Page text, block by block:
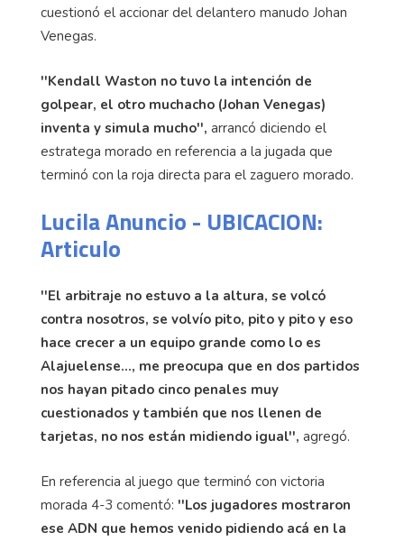
cuestionó el accionar del delantero manudo Johan
Venegas.
''Kendall Waston no tuvo la intención de
golpear, el otro muchacho (Johan Venegas)
inventa y simula mucho'', arrancó diciendo el
estratega morado en referencia a la jugada que
terminó con la roja directa para el zaguero morado.
Lucila Anuncio - UBICACION:
Articulo
''El arbitraje no estuvo a la altura, se volcó
contra nosotros, se volvío pito, pito y pito y eso
hace crecer a un equipo grande como lo es
Alajuelense..., me preocupa que en dos partidos
nos hayan pitado cinco penales muy
cuestionados y también que nos llenen de
tarjetas, no nos están midiendo igual'', agregó.
En referencia al juego que terminó con victoria
morada 4-3 comentó: ''Los jugadores mostraron
ese ADN que hemos venido pidiendo acá en la